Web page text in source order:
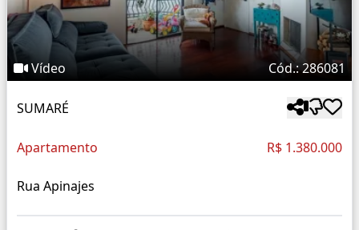
Vídeo Cód.: 286081
SUMARÉ
Apartamento R$ 1.380.000
Rua Apinajes